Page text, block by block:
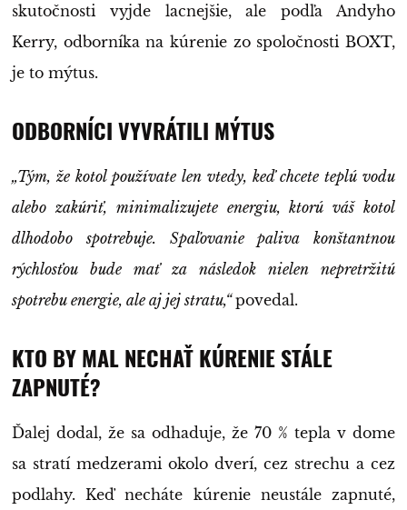
skutočnosti vyjde lacnejšie, ale podľa Andyho
Kerry, odborníka na kúrenie zo spoločnosti BOXT,
je to mýtus.
ODBORNÍCI VYVRÁTILI MÝTUS
„Tým, že kotol používate len vtedy, keď chcete teplú vodu
alebo zakúriť, minimalizujete energiu, ktorú váš kotol
dlhodobo spotrebuje. Spaľovanie paliva konštantnou
rýchlosťou bude mať za následok nielen nepretržitú
spotrebu energie, ale aj jej stratu,“povedal.
KTO BY MAL NECHAŤ KÚRENIE STÁLE
ZAPNUTÉ?
Ďalej dodal, že sa odhaduje, že 70 % tepla v dome
sa stratí medzerami okolo dverí, cez strechu a cez
podlahy. Keď necháte kúrenie neustále zapnuté,